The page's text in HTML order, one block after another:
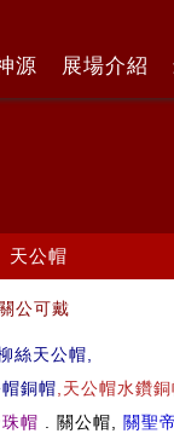
源 展場介紹
天公帽
關公可戴
絲天公帽,
帽銅帽 ,天公帽水鑽
帽 . 關公帽, 關聖